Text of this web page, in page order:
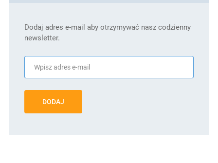
Dodaj adres e-mail aby otrzymywać nasz codzienny
newsletter.
DODAJ